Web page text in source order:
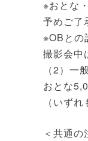
※おとな
予めご了
※OBとの
撮影会中
（2）一
おとな
（いずれ
＜共通の